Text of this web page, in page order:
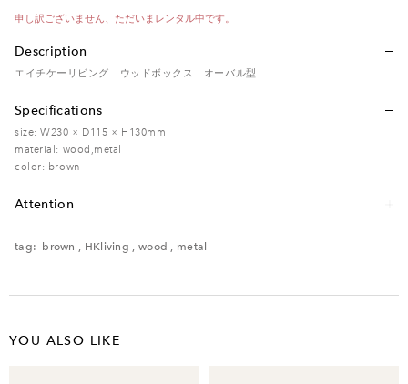
申し訳ございません、ただいまレンタル中です。
Description
エイチケーリビング ウッドボックス オーバル型
Specifications
size: W230 × D115 × H130mm
material: wood,metal
color: brown
Attention
ださい。
tag: brown , HKliving , wood , metal
YOU ALSO LIKE